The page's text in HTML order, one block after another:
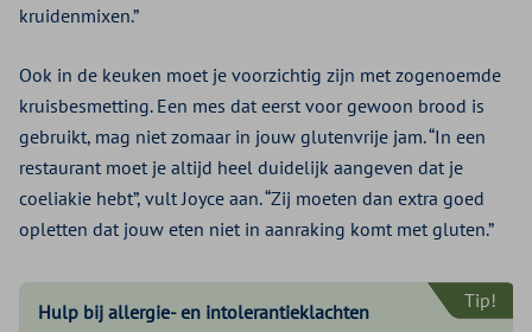
kruidenmixen.”
Ook in de keuken moet je voorzichtig zijn met zogenoemde
kruisbesmetting. Een mes dat eerst voor gewoon brood is
gebruikt, mag niet zomaar in jouw glutenvrije jam. “In een
restaurant moet je altijd heel duidelijk aangeven dat je
coeliakie hebt”, vult Joyce aan. “Zij moeten dan extra goed
opletten dat jouw eten niet in aanraking komt met gluten.”
Hulp bij allergie- en intolerantieklachten Tip!